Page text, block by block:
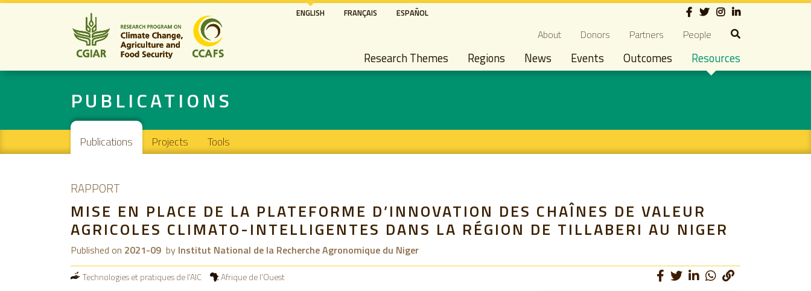
Skip
content
ENGLISH FRANÇAIS ESPAÑOL Social
Secondary navigation
About Donors Partners People
Main navigation
Research Themes Regions News Events Outcomes Resources
PUBLICATIONS
Main navigation
Publications Projects Tools
RAPPORT
MISE EN PLACE DE LA PLATEFORME D’INNOVATION DES CHAÎNES DE VALEUR
AGRICOLES CLIMATO-INTELLIGENTES DANS LA RÉGION DE TILLABERI AU NIGER
Published on 2021-09 by Institut National de la Recherche Agronomique du Niger
Technologies et pratiques de l'AIC Afrique de l'Ouest